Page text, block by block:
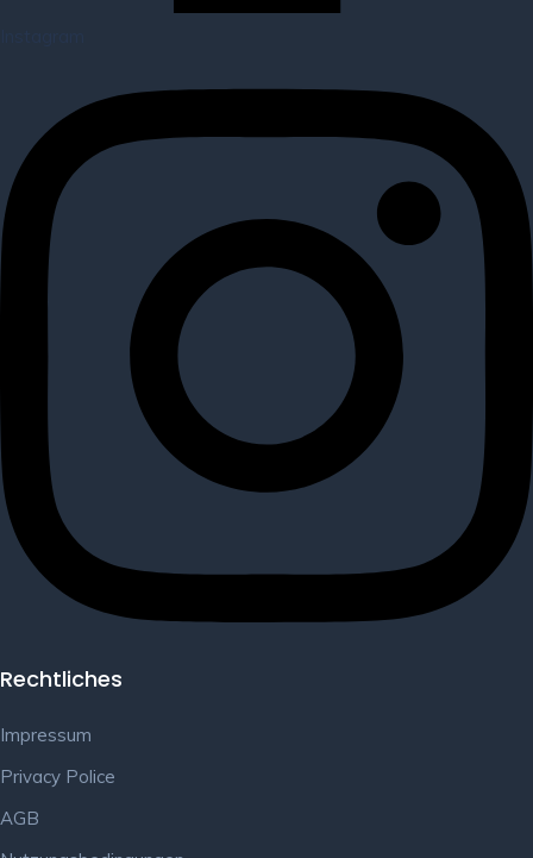
Rechtliches
Impressum
Privacy Police
AGB